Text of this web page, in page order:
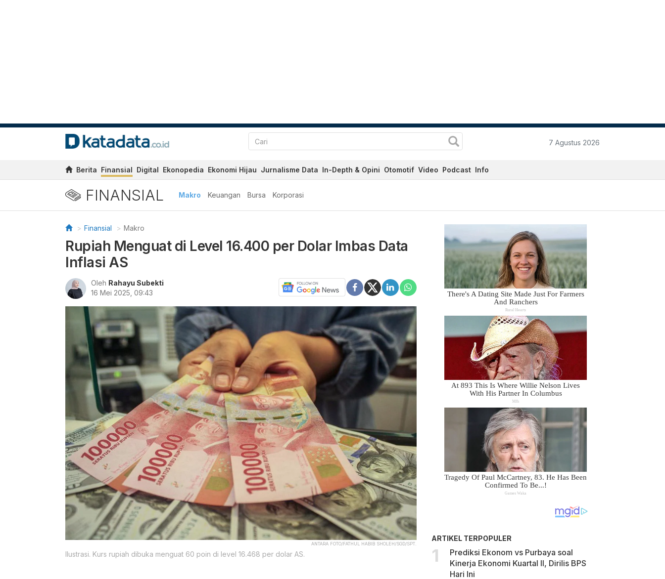
7 Agustus 2026
Berita Finansial Digital Ekonopedia Ekonomi Hijau Jurnalisme Data In-Depth & Opini Otomotif Video Podcast Info
FINANSIAL Makro Keuangan Bursa Korporasi
Finansial Makro
Rupiah Menguat di Level 16.400 per Dolar Imbas Data
Inflasi AS
Oleh Rahayu Subekti
16 Mei 2025, 09:43
ANTARA FOTO/FATHUL HABIB SHOLEH/SGD/SPT.
Ilustrasi. Kurs rupiah dibuka menguat 60 poin di level 16.468 per dolar AS.
ARTIKEL TERPOPULER
Prediksi Ekonom vs Purbaya soal
Kinerja Ekonomi Kuartal II, Dirilis BPS
Hari Ini